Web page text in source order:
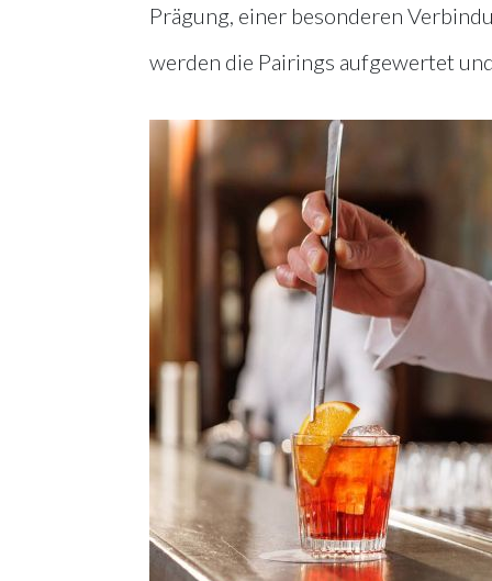
Prägung, einer besonderen
werden die Pairings aufgewertet